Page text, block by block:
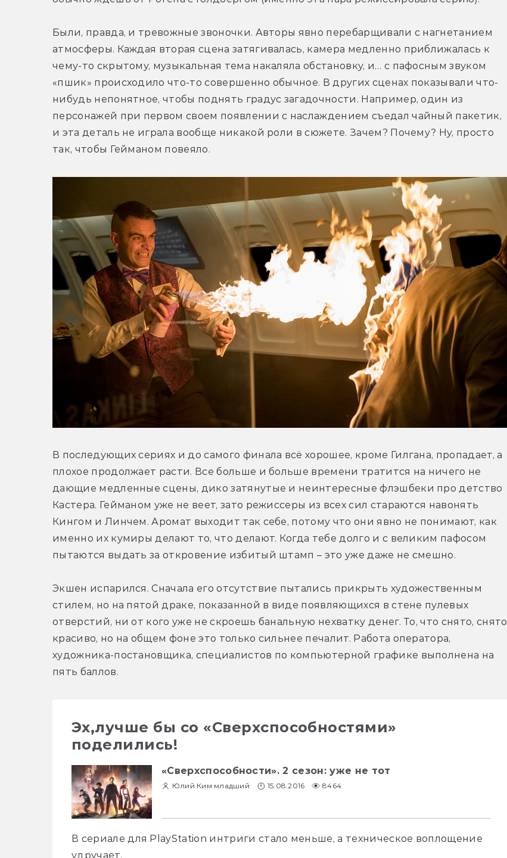
Были, правда, и тревожные звоночки. Авторы явно перебарщивали с нагнетанием
атмосферы. Каждая вторая сцена затягивалась, камера медленно приближалась к
чему-то скрытому, музыкальная тема накаляла обстановку, и… с пафосным звуком
«пшик» происходило что-то совершенно обычное. В других сценах показывали что-
нибудь непонятное, чтобы поднять градус загадочности. Например, один из
персонажей при первом своем появлении с наслаждением съедал чайный пакетик,
и эта деталь не играла вообще никакой роли в сюжете. Зачем? Почему? Ну, просто
так, чтобы Гейманом повеяло.
В последующих сериях и до самого финала всё хорошее, кроме Гилгана, пропадает, а
плохое продолжает расти. Все больше и больше времени тратится на ничего не
дающие медленные сцены, дико затянутые и неинтересные флэшбеки про детство
Кастера. Гейманом уже не веет, зато режиссеры из всех сил стараются навонять
Кингом и Линчем. Аромат выходит так себе, потому что они явно не понимают, как
именно их кумиры делают то, что делают. Когда тебе долго и с великим пафосом
пытаются выдать за откровение избитый штамп – это уже даже не смешно.
Экшен испарился. Сначала его отсутствие пытались прикрыть художественным
стилем, но на пятой драке, показанной в виде появляющихся в стене пулевых
отверстий, ни от кого уже не скроешь банальную нехватку денег. То, что снято, снято
красиво, но на общем фоне это только сильнее печалит. Работа оператора,
художника-постановщика, специалистов по компьютерной графике выполнена на
пять баллов.
Эх,лучше бы со «Сверхспособностями»
поделились!
«Сверхспособности». 2 сезон: уже не тот
Юлий Ким младший 15.08.2016 8464
В сериале для PlayStation интриги стало меньше, а техническое воплощение
удручает.